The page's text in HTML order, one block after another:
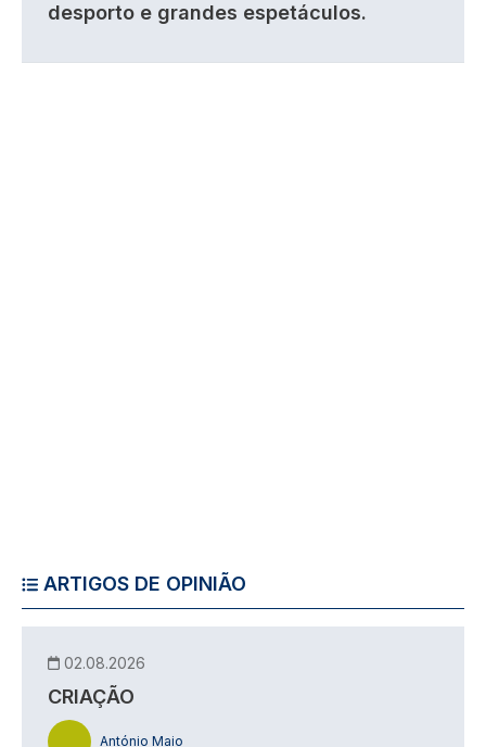
desporto e grandes espetáculos.
ARTIGOS DE OPINIÃO
02.08.2026
CRIAÇÃO
António Maio